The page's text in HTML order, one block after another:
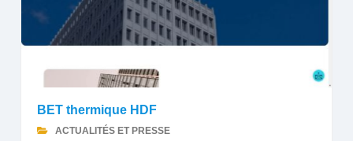
BET thermique HDF
ACTUALITÉS ET PRESSE